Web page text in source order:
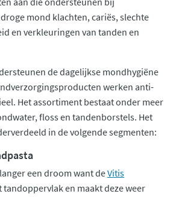
mond klachten, cariës, slechte
en verkleuringen van tanden en
de dagelijkse mondhygiëne
werken anti-
Het assortiment bestaat onder meer
floss en tandenborstels. Het
in de volgende segmenten:
een droom want deVitis
tandoppervlak en maakt deze weer